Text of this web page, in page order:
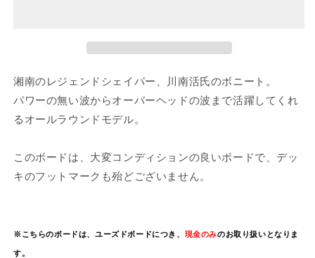
す
増
す
湘南のレジェンドシェイパー、川南活氏のボニート。
パワーの無い波からオーバーヘッドの波まで活躍してくれ
るオールラウンドモデル。
このボードは、大変コンディションの良いボードで、デッ
キのフットマークも殆どございません。
※こちらのボードは、ユーズドボードにつき、 現金のみのお取り扱いとなりま
す。